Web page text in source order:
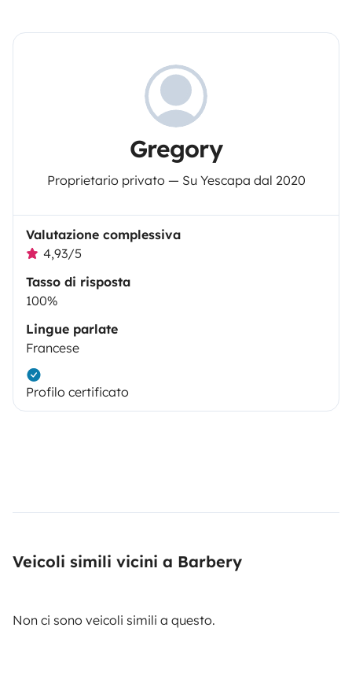
Gregory
Proprietario privato — Su Yescapa dal 2020
Valutazione complessiva
4,93/5
Tasso di risposta
100%
Lingue parlate
Francese
Profilo certificato
Veicoli simili vicini a Barbery
Non ci sono veicoli simili a questo.